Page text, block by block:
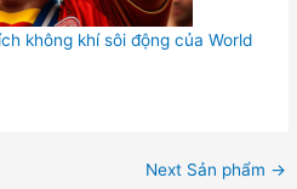
không khí sôi động của World
Next Sản phẩm →